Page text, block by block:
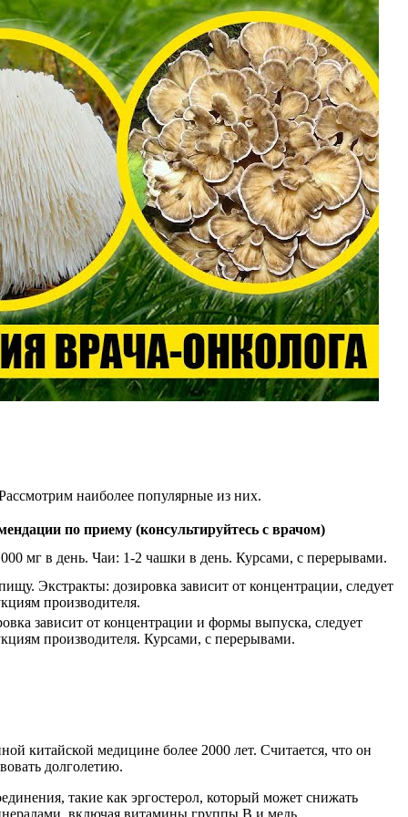
наиболее популярные из них.
по приему (консультируйтесь с врачом)
мг в день. Чаи: 1-2 чашки в день. Курсами, с перерывами.
Экстракты: дозировка зависит от концентрации, следует
производителя.
зависит от концентрации и формы выпуска, следует
производителя. Курсами, с перерывами.
китайской медицине более 2000 лет. Считается, что он
долголетию.
такие как эргостерол, который может снижать
включая витамины группы B и медь.